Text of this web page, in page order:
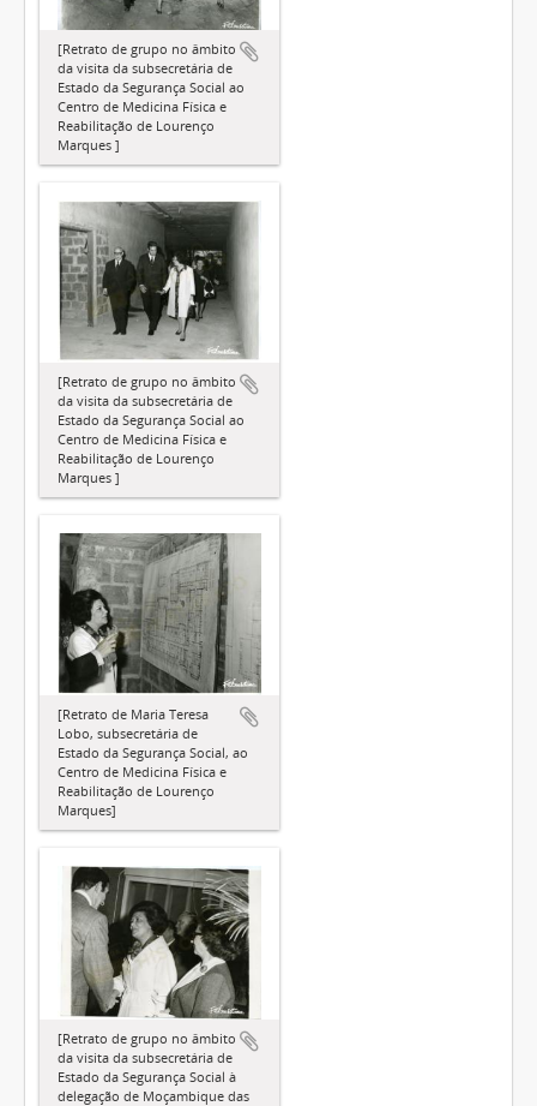
[Retrato de grupo no âmbito
da visita da subsecretária de
Estado da Segurança Social ao
Centro de Medicina Física e
Reabilitação de Lourenço
Marques ]
[Retrato de grupo no âmbito
da visita da subsecretária de
Estado da Segurança Social ao
Centro de Medicina Física e
Reabilitação de Lourenço
Marques ]
[Retrato de Maria Teresa
Lobo, subsecretária de
Estado da Segurança Social, ao
Centro de Medicina Física e
Reabilitação de Lourenço
Marques]
[Retrato de grupo no âmbito
da visita da subsecretária de
Estado da Segurança Social à
delegação de Moçambique das